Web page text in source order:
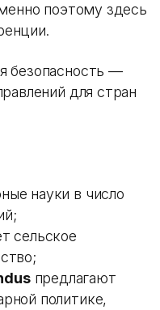
поэтому здесь
безопасность —
для стран
науки в число
сельское
предлагают
политике,